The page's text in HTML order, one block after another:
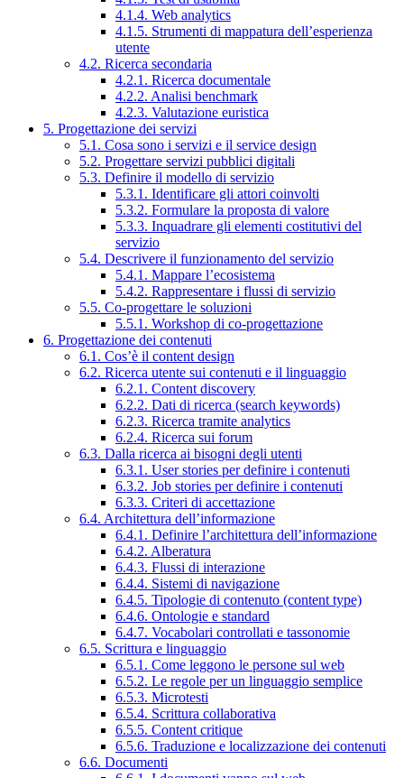
4.1.4. Web analytics
4.1.5. Strumenti di mappatura dell’esperienza
utente
4.2. Ricerca secondaria
4.2.1. Ricerca documentale
4.2.2. Analisi benchmark
4.2.3. Valutazione euristica
5. Progettazione dei servizi
5.1. Cosa sono i servizi e il service design
5.2. Progettare servizi pubblici digitali
5.3. Definire il modello di servizio
5.3.1. Identificare gli attori coinvolti
5.3.2. Formulare la proposta di valore
5.3.3. Inquadrare gli elementi costitutivi del
servizio
5.4. Descrivere il funzionamento del servizio
5.4.1. Mappare l’ecosistema
5.4.2. Rappresentare i flussi di servizio
5.5. Co-progettare le soluzioni
5.5.1. Workshop di co-progettazione
6. Progettazione dei contenuti
6.1. Cos’è il content design
6.2. Ricerca utente sui contenuti e il linguaggio
6.2.1. Content discovery
6.2.2. Dati di ricerca (search keywords)
6.2.3. Ricerca tramite analytics
6.2.4. Ricerca sui forum
6.3. Dalla ricerca ai bisogni degli utenti
6.3.1. User stories per definire i contenuti
6.3.2. Job stories per definire i contenuti
6.3.3. Criteri di accettazione
6.4. Architettura dell’informazione
6.4.1. Definire l’architettura dell’informazione
6.4.2. Alberatura
6.4.3. Flussi di interazione
6.4.4. Sistemi di navigazione
6.4.5. Tipologie di contenuto (content type)
6.4.6. Ontologie e standard
6.4.7. Vocabolari controllati e tassonomie
6.5. Scrittura e linguaggio
6.5.1. Come leggono le persone sul web
6.5.2. Le regole per un linguaggio semplice
6.5.3. Microtesti
6.5.4. Scrittura collaborativa
6.5.5. Content critique
6.5.6. Traduzione e localizzazione dei contenuti
6.6. Documenti